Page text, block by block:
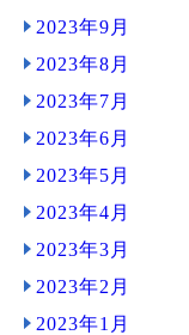
2023年9月
2023年8月
2023年7月
2023年6月
2023年5月
2023年4月
2023年3月
2023年2月
2023年1月